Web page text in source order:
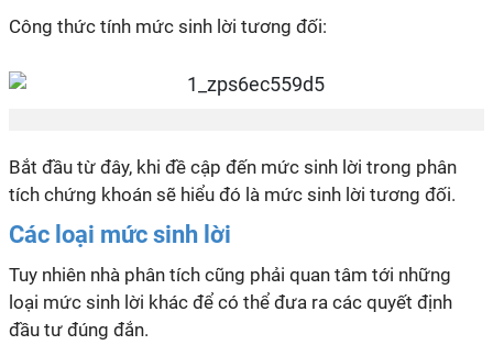
Công thức tính mức sinh lời tương đối:
Bắt đầu từ đây, khi đề cập đến mức sinh lời trong phân
tích chứng khoán sẽ hiểu đó là mức sinh lời tương đối.
Các loại mức sinh lời
Tuy nhiên nhà phân tích cũng phải quan tâm tới những
loại mức sinh lời khác để có thể đưa ra các quyết định
đầu tư đúng đắn.